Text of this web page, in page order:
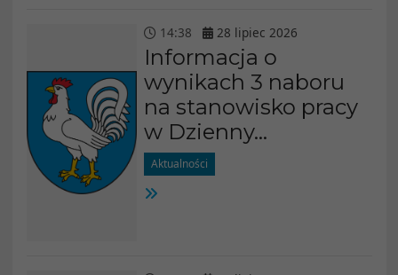
14:38 28 lipiec 2026
Informacja o
wynikach 3 naboru
na stanowisko pracy
w Dzienny...
Aktualności